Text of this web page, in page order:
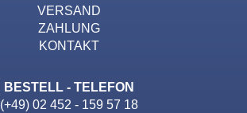
VERSAND
ZAHLUNG
KONTAKT
BESTELL - TELEFON
(+49) 02 452 - 159 57 18